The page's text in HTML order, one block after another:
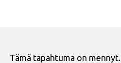
Tämä tapahtuma on mennyt.